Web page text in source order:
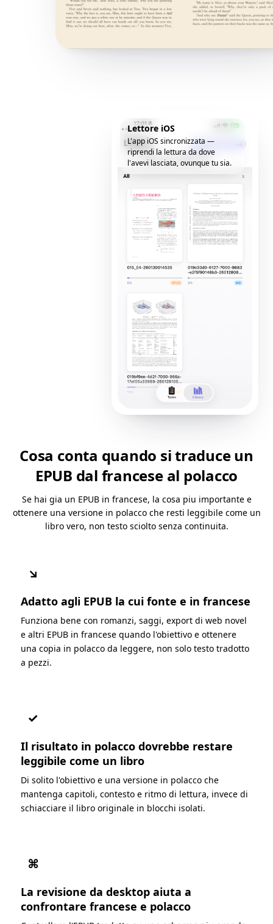
Lettore iOS
L'app iOS sincronizzata —
riprendi la lettura da dove
l'avevi lasciata, ovunque tu sia.
Cosa conta quando si traduce un
EPUB dal francese al polacco
Se hai gia un EPUB in francese, la cosa piu importante e
ottenere una versione in polacco che resti leggibile come un
libro vero, non testo sciolto senza continuita.
↘
Adatto agli EPUB la cui fonte e in francese
Funziona bene con romanzi, saggi, export di web novel
e altri EPUB in francese quando l'obiettivo e ottenere
una copia in polacco da leggere, non solo testo tradotto
a pezzi.
✓
Il risultato in polacco dovrebbe restare
leggibile come un libro
Di solito l'obiettivo e una versione in polacco che
mantenga capitoli, contesto e ritmo di lettura, invece di
schiacciare il libro originale in blocchi isolati.
⌘
La revisione da desktop aiuta a
confrontare francese e polacco